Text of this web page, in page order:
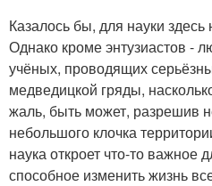
Казалось бы, для науки
Однако кроме энтузиастов -
учёных, проводящих
медведицкой гряды,
жаль, быть может, разрешив
небольшого клочка
наука откроет что-то важное
способное изменить жизнь